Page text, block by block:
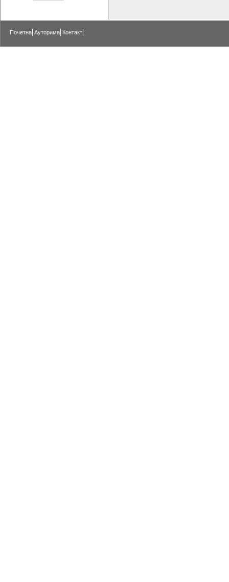
Почетна Ауторима Контакт